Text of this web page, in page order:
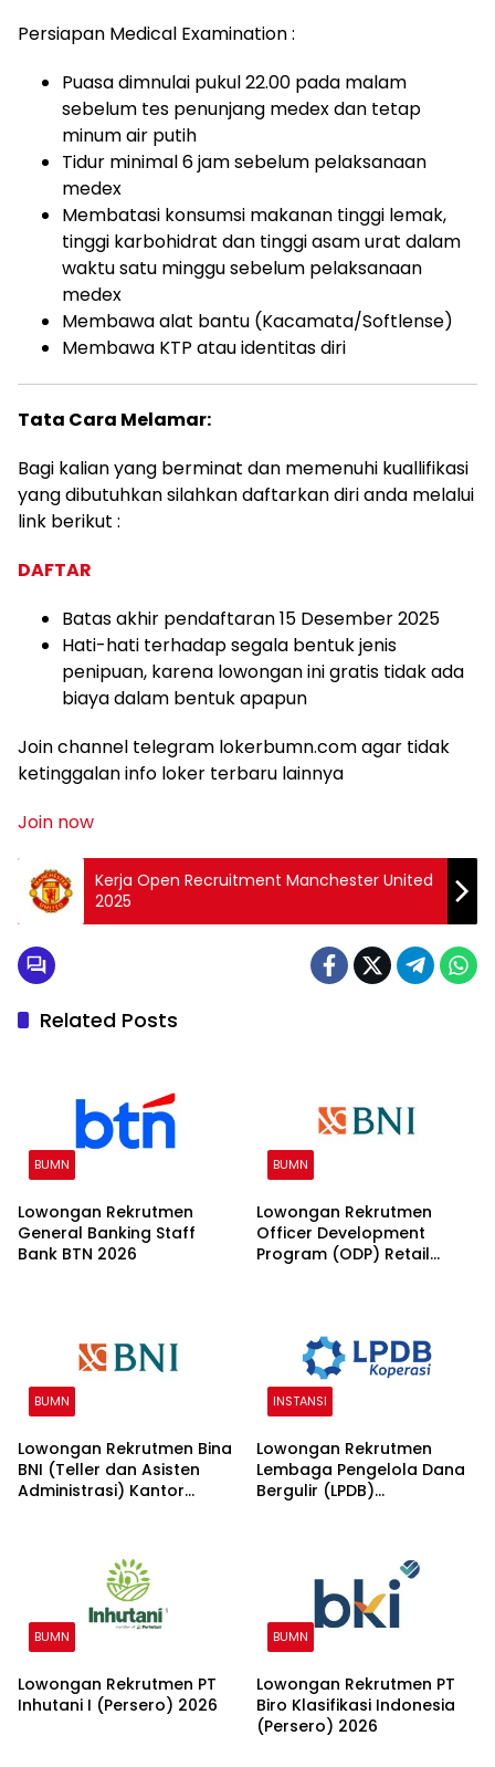
Persiapan Medical Examination :
Puasa dimnulai pukul 22.00 pada malam
sebelum tes penunjang medex dan tetap
minum air putih
Tidur minimal 6 jam sebelum pelaksanaan
medex
Membatasi konsumsi makanan tinggi lemak,
tinggi karbohidrat dan tinggi asam urat dalam
waktu satu minggu sebelum pelaksanaan
medex
Membawa alat bantu (Kacamata/Softlense)
Membawa KTP atau identitas diri
Tata Cara Melamar:
Bagi kalian yang berminat dan memenuhi kuallifikasi
yang dibutuhkan silahkan daftarkan diri anda melalui
link berikut :
DAFTAR
Batas akhir pendaftaran 15 Desember 2025
Hati-hati terhadap segala bentuk jenis
penipuan, karena lowongan ini gratis tidak ada
biaya dalam bentuk apapun
Join channel telegram lokerbumn.com agar tidak
ketinggalan info loker terbaru lainnya
Join now
Kerja Open Recruitment Manchester United
2025
Related Posts
BUMN
Lowongan Rekrutmen
General Banking Staff
Bank BTN 2026
BUMN
Lowongan Rekrutmen
Officer Development
Program (ODP) Retail
BUMN
Lowongan Rekrutmen Bina
BNI (Teller dan Asisten
Administrasi) Kantor
INSTANSI
Lowongan Rekrutmen
Lembaga Pengelola Dana
Bergulir (LPDB)
BUMN
Lowongan Rekrutmen PT
Inhutani I (Persero) 2026
BUMN
Lowongan Rekrutmen PT
Biro Klasifikasi Indonesia
(Persero) 2026